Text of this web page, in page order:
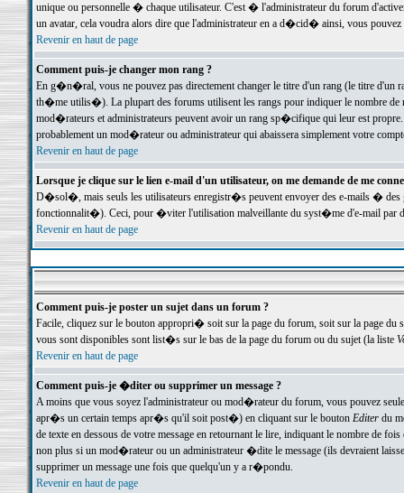
unique ou personnelle � chaque utilisateur. C'est � l'administrateur du forum
un avatar, cela voudra alors dire que l'administrateur en a d�cid� ainsi, vous
Revenir en haut de page
Comment puis-je changer mon rang ?
En g�n�ral, vous ne pouvez pas directement changer le titre d'un rang (le titre d'un
th�me utilis�). La plupart des forums utilisent les rangs pour indiquer le nombre de
mod�rateurs et administrateurs peuvent avoir un rang sp�cifique qui leur est
probablement un mod�rateur ou administrateur qui abaissera simplement votre
Revenir en haut de page
Lorsque je clique sur le lien e-mail d'un utilisateur, on me demande de me
D�sol�, mais seuls les utilisateurs enregistr�s peuvent envoyer des e-mails �
fonctionnalit�). Ceci, pour �viter l'utilisation malveillante du syst�me d'e-mail par
Revenir en haut de page
Comment puis-je poster un sujet dans un forum ?
Facile, cliquez sur le bouton appropri� soit sur la page du forum, soit sur la page du
vous sont disponibles sont list�s sur le bas de la page du forum ou du sujet (la liste
Revenir en haut de page
Comment puis-je �diter ou supprimer un message ?
A moins que vous soyez l'administrateur ou mod�rateur du forum, vous pouvez
apr�s un certain temps apr�s qu'il soit post�) en cliquant sur le bouton Editerdu
de texte en dessous de votre message en retournant le lire, indiquant le nombre
non plus si un mod�rateur ou un administrateur �dite le message (ils devraient
supprimer un message une fois que quelqu'un y a r�pondu.
Revenir en haut de page